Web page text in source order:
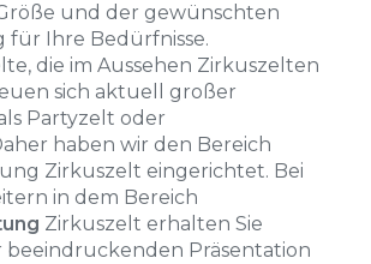
und der gewünschten
für Ihre Bedürfnisse.
die im Aussehen Zirkuszelten
sich aktuell großer
Partyzelt oder
haben wir den Bereich
Zirkuszelt eingerichtet. Bei
in dem Bereich
Zirkuszelt erhalten Sie
beeindruckenden Präsentation